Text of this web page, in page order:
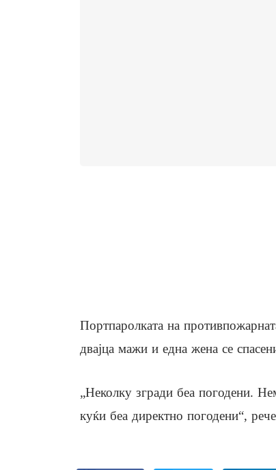
Портпаролката на
двајца мажи и една жена се
„Неколку згради беа погодени.
куќи беа директно погодени“,